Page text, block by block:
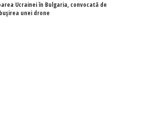
Ucrainei în Bulgaria, convocată de
unei drone